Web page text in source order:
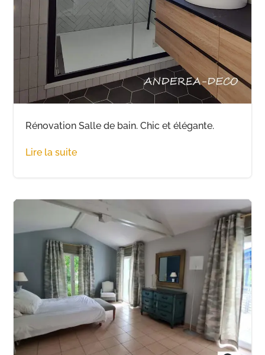
Rénovation Salle de bain. Chic et élégante.
Lire la suite